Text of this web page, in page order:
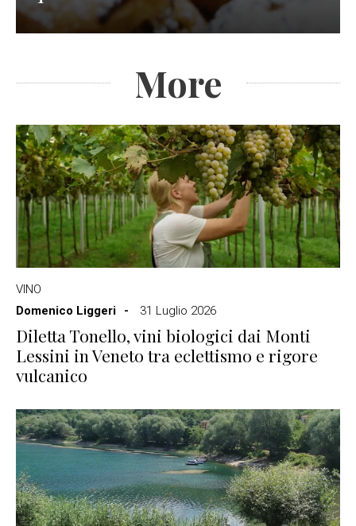
More
VINO
Domenico Liggeri
31 Luglio 2026
Diletta Tonello, vini biologici dai Monti
Lessini in Veneto tra eclettismo e rigore
vulcanico